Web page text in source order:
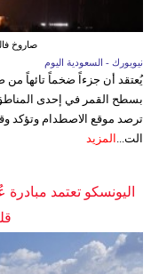
صاروخ فالكون 9 تابع
نيويورك - السعودية اليوم
بسطح القمر في إحدى المناطق
ترصد موقع الاصطدام وتؤكد
الت...
المزيد
اليونسكو تعتمد